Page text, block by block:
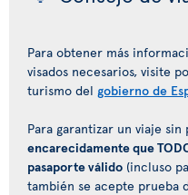
Para obtener más
visados necesarios, visite
turismo del gobierno de
Para garantizar un viaje sin
encarecidamente que
pasaporte válido (incluso
también se acepte prueba